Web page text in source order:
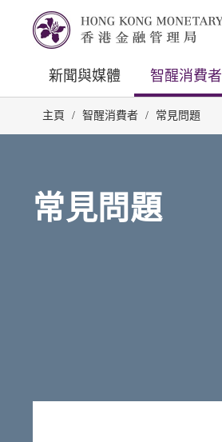
新聞與媒體 智醒消費者
主頁 / 智醒消費者 / 常見問題
常見問題